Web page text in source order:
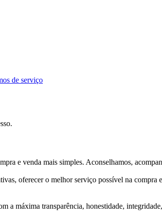
de serviço
e venda mais simples. Aconselhamos,
oferecer o melhor serviço possível na
a máxima transparência, honestidade,